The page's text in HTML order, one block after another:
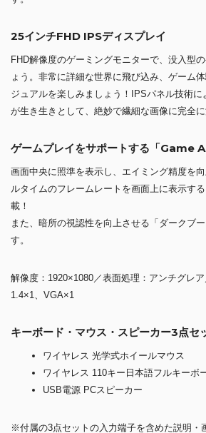
25インチFHD IPSディスプレイ
FHD解像度のゲーミングモニターで、没入型
ょう。非常に詳細な世界に飛び込み、ゲーム
ジュアルを楽しみましょう！IPSパネル技術
が生き生きとして、絶妙で繊細な画像に完全に
ゲームプレイをサポートする「Game
画面中央に照準を表示し、エイミング精度を
ルタイムのフレームレートを画面上に表示す
載！
また、暗所の視認性を向上させる「ダークブ
す。
解像度：1920×1080／表面処理：アンチグレア
1.4×1、VGA×1
キーボード・マウス・スピーカー3点セ
ワイヤレス 光学式ホイールマウス
ワイヤレス 110キー日本語フルキーボ
USB電源 PCスピーカー
※付属の3点セットの入力端子を含めた説明・